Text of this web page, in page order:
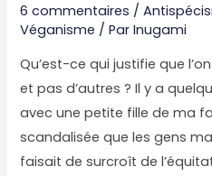
6 commentaires /
Véganisme / ParInugami
Qu’est-ce qui justifie que
et pas d’autres ? Il y a
avec une petite fille de ma
scandalisée que les gens
faisait de surcroît de